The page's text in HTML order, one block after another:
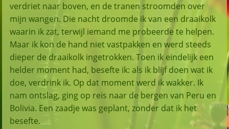
verdriet naar boven, en de tranen stroomden over
mijn wangen. Die nacht droomde ik van een draaikolk
waarin ik zat, terwijl iemand me probeerde te helpen.
Maar ik kon de hand niet vastpakken en werd steeds
dieper de draaikolk ingetrokken. Toen ik eindelijk een
helder moment had, besefte ik: als ik blijf doen wat ik
doe, verdrink ik. Op dat moment werd ik wakker. Ik
nam ontslag, ging op reis naar de bergen van Peru en
Bolivia. Een zaadje was geplant, zonder dat ik het
besefte.